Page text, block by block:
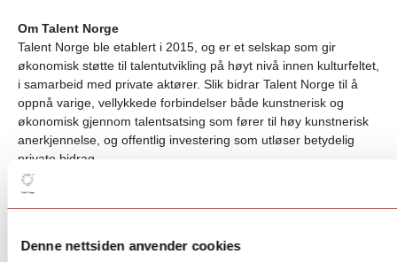
Denne nettsiden anvender cookies
Om Talent Norge
Talent Norge ble etablert i 2015, og er et selskap som gir
økonomisk støtte til talentutvikling på høyt nivå innen kulturfeltet,
i samarbeid med private aktører. Slik bidrar Talent Norge til å
oppnå varige, vellykkede forbindelser både kunstnerisk og
økonomisk gjennom talentsatsing som fører til høy kunstnerisk
anerkjennelse, og offentlig investering som utløser betydelig
private bidrag
Les mer om Talent Norge på
Statsbudsjettet:https://www.statsbudsjettet.no/upload/
www.statsbudsjettet.no/upload/Statsbudsjett_2018/dokumenter/